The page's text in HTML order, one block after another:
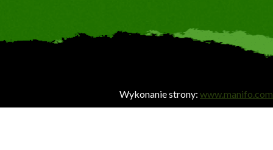
Wykonanie strony: www.manifo.com